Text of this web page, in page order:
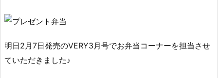
明日2月7日発売のVERY3月号でお弁当コーナーを担当させ
ていただきました♪